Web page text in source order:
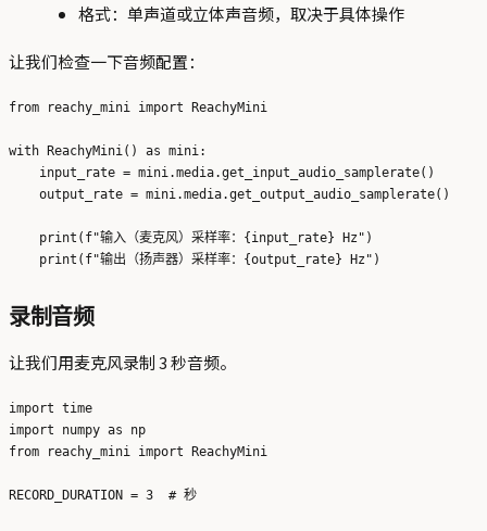
格式：单声道或立体声音频，取决于具体操作
让我们检查一下音频配置：
from reachy_mini import ReachyMini
with ReachyMini() as mini:
    input_rate = mini.media.get_input_audio_samplerate()
    output_rate = mini.media.get_output_audio_samplerate()
    print(f"输入（麦克风）采样率：{input_rate} Hz")
录制音频
让我们用麦克风录制 3 秒音频。
import time
import numpy as np
from reachy_mini import ReachyMini
RECORD_DURATION = 3  # 秒